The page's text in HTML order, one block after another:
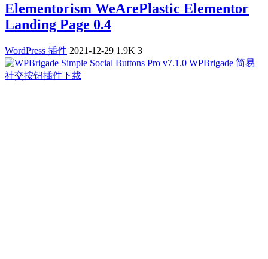
Elementorism WeArePlastic Elementor
Landing Page 0.4
WordPress 插件 2021-12-29 1.9K 3